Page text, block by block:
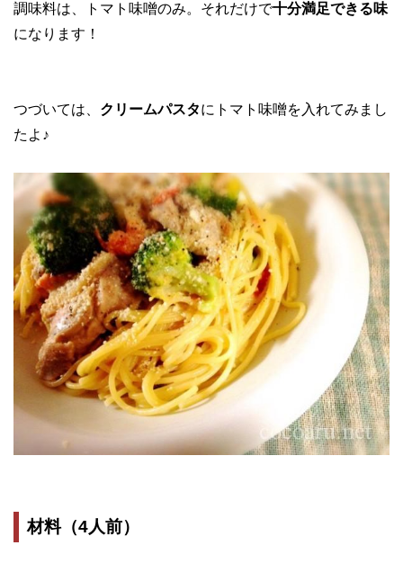
調味料は、トマト味噌のみ。それだけで十分満足できる味
になります！
つづいては、 クリームパスタにトマト味噌を入れてみまし
たよ♪
材料（4人前）